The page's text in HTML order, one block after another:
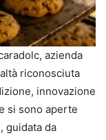
azienda
riconosciuta
innovazione
si sono aperte
guidata da